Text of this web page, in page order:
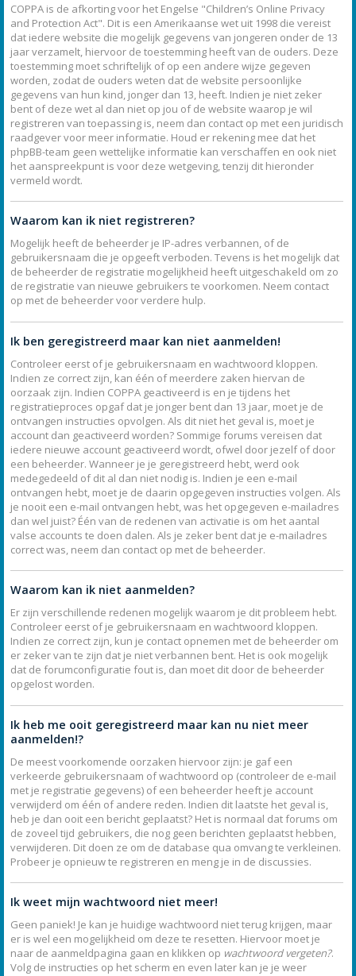
COPPA is de afkorting voor het Engelse "Children’s Online Privacy
and Protection Act". Dit is een Amerikaanse wet uit 1998 die vereist
dat iedere website die mogelijk gegevens van jongeren onder de 13
jaar verzamelt, hiervoor de toestemming heeft van de ouders. Deze
toestemming moet schriftelijk of op een andere wijze gegeven
worden, zodat de ouders weten dat de website persoonlijke
gegevens van hun kind, jonger dan 13, heeft. Indien je niet zeker
bent of deze wet al dan niet op jou of de website waarop je wil
registreren van toepassing is, neem dan contact op met een juridisch
raadgever voor meer informatie. Houd er rekening mee dat het
phpBB-team geen wettelijke informatie kan verschaffen en ook niet
het aanspreekpunt is voor deze wetgeving, tenzij dit hieronder
vermeld wordt.
Waarom kan ik niet registreren?
Mogelijk heeft de beheerder je IP-adres verbannen, of de
gebruikersnaam die je opgeeft verboden. Tevens is het mogelijk dat
de beheerder de registratie mogelijkheid heeft uitgeschakeld om zo
de registratie van nieuwe gebruikers te voorkomen. Neem contact
op met de beheerder voor verdere hulp.
Ik ben geregistreerd maar kan niet aanmelden!
Controleer eerst of je gebruikersnaam en wachtwoord kloppen.
Indien ze correct zijn, kan één of meerdere zaken hiervan de
oorzaak zijn. Indien COPPA geactiveerd is en je tijdens het
registratieproces opgaf dat je jonger bent dan 13 jaar, moet je de
ontvangen instructies opvolgen. Als dit niet het geval is, moet je
account dan geactiveerd worden? Sommige forums vereisen dat
iedere nieuwe account geactiveerd wordt, ofwel door jezelf of door
een beheerder. Wanneer je je geregistreerd hebt, werd ook
medegedeeld of dit al dan niet nodig is. Indien je een e-mail
ontvangen hebt, moet je de daarin opgegeven instructies volgen. Als
je nooit een e-mail ontvangen hebt, was het opgegeven e-mailadres
dan wel juist? Één van de redenen van activatie is om het aantal
valse accounts te doen dalen. Als je zeker bent dat je e-mailadres
correct was, neem dan contact op met de beheerder.
Waarom kan ik niet aanmelden?
Er zijn verschillende redenen mogelijk waarom je dit probleem hebt.
Controleer eerst of je gebruikersnaam en wachtwoord kloppen.
Indien ze correct zijn, kun je contact opnemen met de beheerder om
er zeker van te zijn dat je niet verbannen bent. Het is ook mogelijk
dat de forumconfiguratie fout is, dan moet dit door de beheerder
opgelost worden.
Ik heb me ooit geregistreerd maar kan nu niet meer
aanmelden!?
De meest voorkomende oorzaken hiervoor zijn: je gaf een
verkeerde gebruikersnaam of wachtwoord op (controleer de e-mail
met je registratie gegevens) of een beheerder heeft je account
verwijderd om één of andere reden. Indien dit laatste het geval is,
heb je dan ooit een bericht geplaatst? Het is normaal dat forums om
de zoveel tijd gebruikers, die nog geen berichten geplaatst hebben,
verwijderen. Dit doen ze om de database qua omvang te verkleinen.
Probeer je opnieuw te registreren en meng je in de discussies.
Ik weet mijn wachtwoord niet meer!
Geen paniek! Je kan je huidige wachtwoord niet terug krijgen, maar
er is wel een mogelijkheid om deze te resetten. Hiervoor moet je
naar de aanmeldpagina gaan en klikken op wachtwoord vergeten?.
Volg de instructies op het scherm en even later kan je je weer